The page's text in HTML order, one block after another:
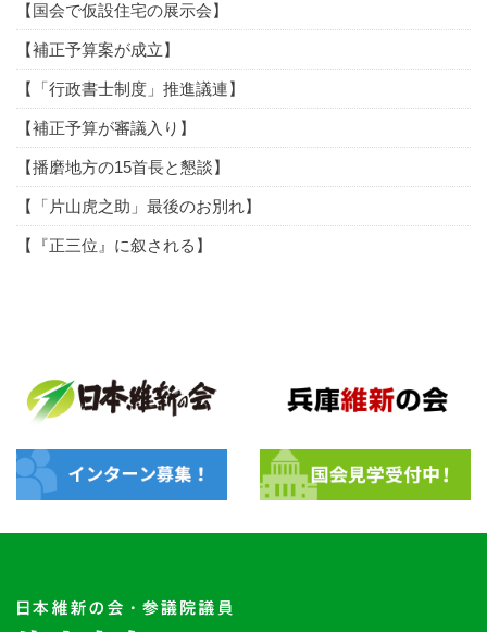
【国会で仮設住宅の展示会】
【補正予算案が成立】
【「行政書士制度」推進議連】
【補正予算が審議入り】
【播磨地方の15首長と懇談】
【「片山虎之助」最後のお別れ】
【『正三位』に叙される】